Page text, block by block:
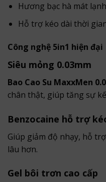
Hương bạc hà mát lạnh
Hỗ trợ kéo dài thời
Công nghệ 5in1 hiện đại
Siêu mỏng 0.03mm
Bao Cao Su MaxxMen
chân thật, giúp tăng sự
Benzocaine hỗ trợ
Giúp giảm độ nhạy, hỗ
lâu hơn.
Gel bôi trơn cao cấp